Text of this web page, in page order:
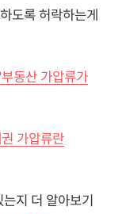
도록 허락하는게
동산 가압류가
가압류란
지 더 알아보기